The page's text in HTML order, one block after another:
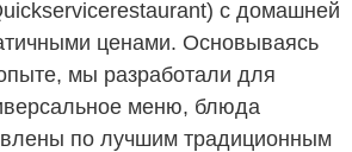
с домашней
ценами. Основываясь
мы разработали для
меню, блюда
по лучшим традиционным